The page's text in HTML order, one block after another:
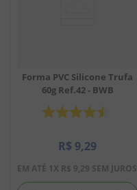
Forma PVC Silicone Trufa
60g Ref.42 - BWB
R$ 9,29
EM ATÉ 1X R$ 9,29 SEM JUROS